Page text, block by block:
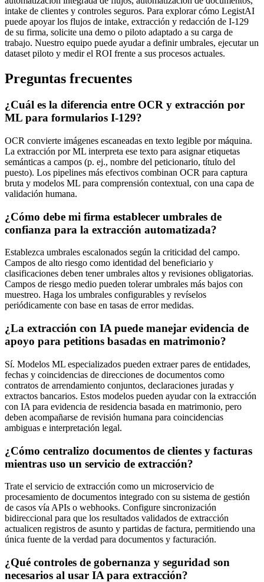
intake de clientes y controles seguros. Para explorar cómo LegistAI
puede apoyar los flujos de intake, extracción y redacción de I-129
de su firma, solicite una demo o piloto adaptado a su carga de
trabajo. Nuestro equipo puede ayudar a definir umbrales, ejecutar un
dataset piloto y medir el ROI frente a sus procesos actuales.
Preguntas frecuentes
¿Cuál es la diferencia entre OCR y extracción por
ML para formularios I-129?
OCR convierte imágenes escaneadas en texto legible por máquina.
La extracción por ML interpreta ese texto para asignar etiquetas
semánticas a campos (p. ej., nombre del peticionario, título del
puesto). Los pipelines más efectivos combinan OCR para captura
bruta y modelos ML para comprensión contextual, con una capa de
validación humana.
¿Cómo debe mi firma establecer umbrales de
confianza para la extracción automatizada?
Establezca umbrales escalonados según la criticidad del campo.
Campos de alto riesgo como identidad del beneficiario y
clasificaciones deben tener umbrales altos y revisiones obligatorias.
Campos de riesgo medio pueden tolerar umbrales más bajos con
muestreo. Haga los umbrales configurables y revíselos
periódicamente con base en tasas de error medidas.
¿La extracción con IA puede manejar evidencia de
apoyo para petitions basadas en matrimonio?
Sí. Modelos ML especializados pueden extraer pares de entidades,
fechas y coincidencias de direcciones de documentos como
contratos de arrendamiento conjuntos, declaraciones juradas y
extractos bancarios. Estos modelos pueden ayudar con la extracción
con IA para evidencia de residencia basada en matrimonio, pero
deben acompañarse de revisión humana para coincidencias
ambiguas e interpretación legal.
¿Cómo centralizo documentos de clientes y facturas
mientras uso un servicio de extracción?
Trate el servicio de extracción como un microservicio de
procesamiento de documentos integrado con su sistema de gestión
de casos vía APIs o webhooks. Configure sincronización
bidireccional para que los resultados validados de extracción
actualicen registros de asunto y partidas de factura, permitiendo una
única fuente de la verdad para documentos y facturación.
¿Qué controles de gobernanza y seguridad son
necesarios al usar IA para extracción?